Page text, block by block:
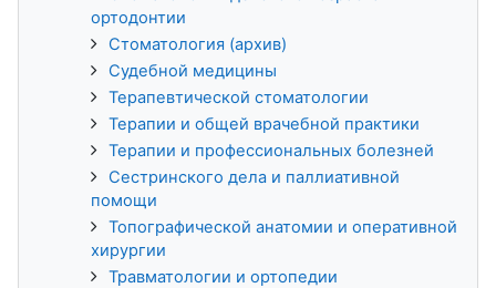
ортодонтии
Стоматология (архив)
Судебной медицины
Терапевтической стоматологии
Терапии и общей врачебной практики
Терапии и профессиональных болезней
Сестринского дела и паллиативной
помощи
Топографической анатомии и оперативной
хирургии
Травматологии и ортопедии